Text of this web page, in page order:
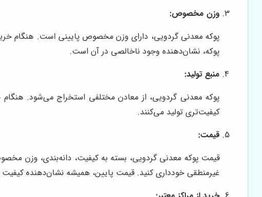
وزن مخصوص:
پوکه معدنی گردویی، دارای وزن مخصوص پایینی است. هنگام
پوکه، نشان‌دهنده وجود ناخالصی در آن است.
منبع تولید:
پوکه معدنی گردویی، از معادن مختلفی استخراج می‌شود. هنگام
کیفیت‌تری تولید می‌کنند.
قیمت:
قیمت پوکه معدنی گردویی، بسته به کیفیت، دانه‌بندی، وزن
غیرمنطقی خودداری کنید. قیمت پایین، همیشه نشان‌دهنده کیفیت